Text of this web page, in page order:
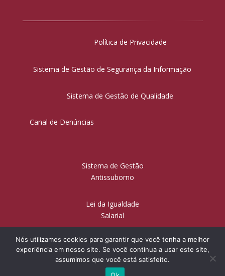
Política de Privacidade
Sistema de Gestão de Segurança da Informação
Sistema de Gestão de Qualidade
Canal de Denúncias
Sistema de Gestão
Antissuborno
Lei da Igualdade
Salarial
© Sanchez & Sanchez Sociedade de Advogados | Todos os
direitos reservados
Nós utilizamos cookies para garantir que você tenha a melhor
experiência em nosso site. Se você continua a usar este site,
assumimos que você está satisfeito.